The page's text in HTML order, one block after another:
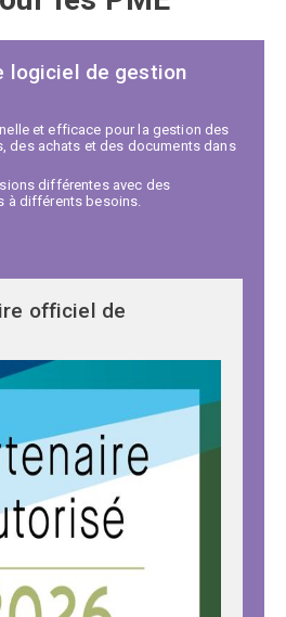
logiciel de gestion
et efficace pour la gestion des
des achats et des documents dans
différentes avec des
à différents besoins.
officiel de